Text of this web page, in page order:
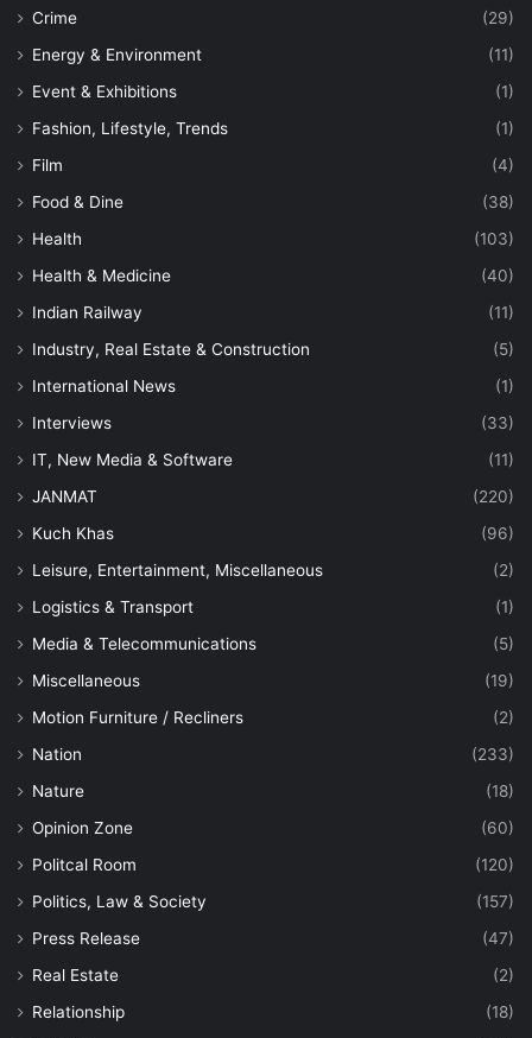
Crime
(29)
Energy & Environment
(11)
Event & Exhibitions
(1)
Fashion, Lifestyle, Trends
(1)
Film
(4)
Food & Dine
(38)
Health
(103)
Health & Medicine
(40)
Indian Railway
(11)
Industry, Real Estate & Construction
(5)
International News
(1)
Interviews
(33)
IT, New Media & Software
(11)
JANMAT
(220)
Kuch Khas
(96)
Leisure, Entertainment, Miscellaneous
(2)
Logistics & Transport
(1)
Media & Telecommunications
(5)
Miscellaneous
(19)
Motion Furniture / Recliners
(2)
Nation
(233)
Nature
(18)
Opinion Zone
(60)
Politcal Room
(120)
Politics, Law & Society
(157)
Press Release
(47)
Real Estate
(2)
Relationship
(18)